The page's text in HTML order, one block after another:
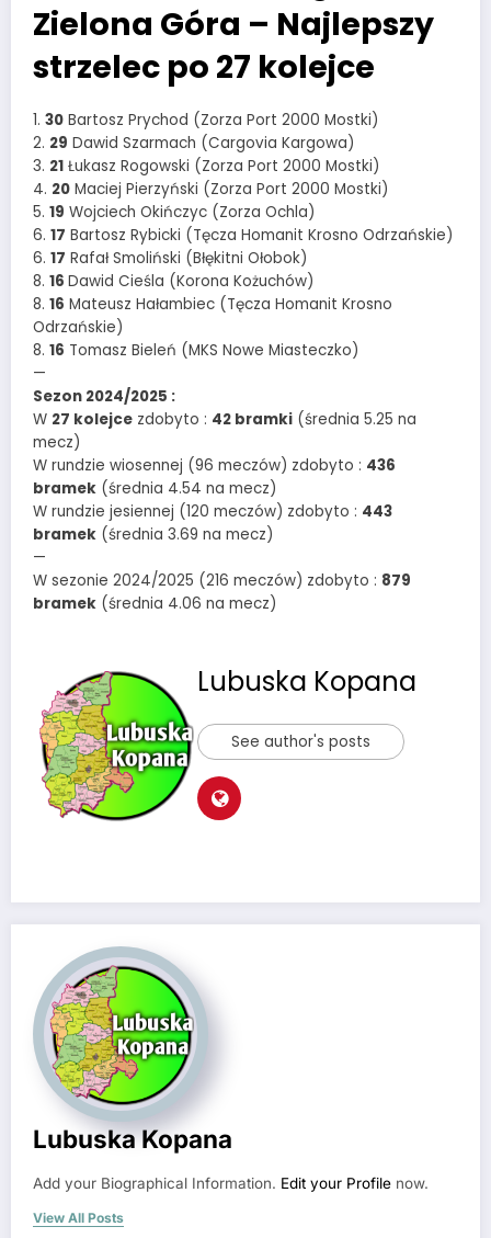
Zielona Góra – Najlepszy
strzelec po 27 kolejce
1. 30 Bartosz Prychod (Zorza Port 2000 Mostki)
2. 29 Dawid Szarmach (Cargovia Kargowa)
3. 21 Łukasz Rogowski (Zorza Port 2000 Mostki)
4. 20 Maciej Pierzyński (Zorza Port 2000 Mostki)
5. 19 Wojciech Okińczyc (Zorza Ochla)
6. 17 Bartosz Rybicki (Tęcza Homanit Krosno Odrzańskie)
6. 17 Rafał Smoliński (Błękitni Ołobok)
8. 16 Dawid Cieśla (Korona Kożuchów)
8. 16 Mateusz Hałambiec (Tęcza Homanit Krosno
Odrzańskie)
8. 16 Tomasz Bieleń (MKS Nowe Miasteczko)
—
Sezon 2024/2025 :
W 27 kolejce zdobyto : 42 bramki (średnia 5.25 na
mecz)
W rundzie wiosennej (96 meczów) zdobyto : 436
bramek (średnia 4.54 na mecz)
W rundzie jesiennej (120 meczów) zdobyto : 443
bramek (średnia 3.69 na mecz)
—
W sezonie 2024/2025 (216 meczów) zdobyto : 879
bramek (średnia 4.06 na mecz)
Lubuska Kopana
See author's posts
Lubuska Kopana
Add your Biographical Information. Edit your Profile now.
View All Posts